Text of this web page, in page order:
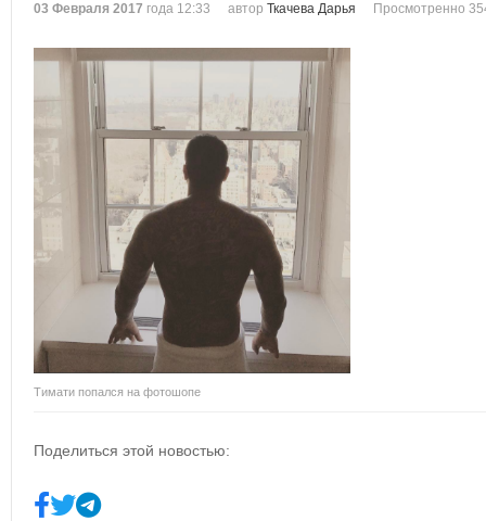
03 Февраля 2017 года 12:33 автор Ткачева Дарья Просмотренно
Тимати попался на фотошопе
Поделиться этой новостью: